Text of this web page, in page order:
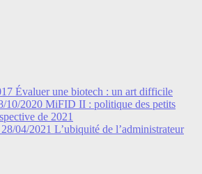
Évaluer une biotech : un art difficile
10/2020 MiFID II : politique des petits
de 2021
28/04/2021 L’ubiquité de l’administrateur